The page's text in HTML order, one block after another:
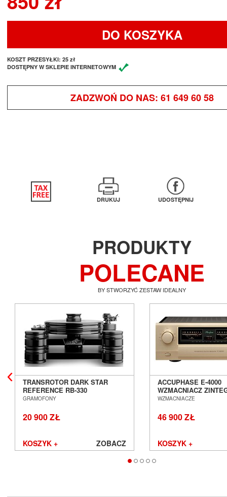
DO KOSZYKA
KOSZT PRZESYŁKI: 25 zł
DOSTĘPNY W SKLEPIE INTERNETOWYM
ZADZWOŃ DO NAS: 61 649 60 58
DRUKUJ UDOSTĘPNIJ
PRODUKTY
POLECANE
BY STWORZYĆ ZESTAW IDEALNY
TRANSROTOR DARK STAR
REFERENCE RB-330
GRAMOFON ANALOGOWY
GRAMOFONY
20 900 ZŁ
KOSZYK + ZOBACZ
ACCUPHASE E-4000
WZMACNIACZ
SALON POZNAŃ
WZMACNIACZE
46 900 ZŁ
KOSZYK +